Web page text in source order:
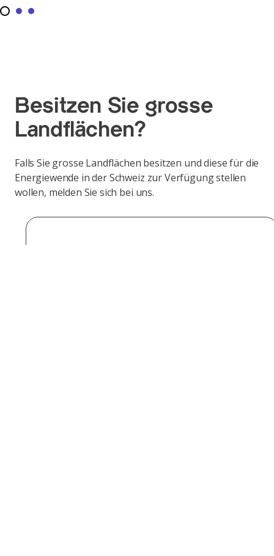
Besitzen Sie grosse
Landflächen?
Falls Sie grosse Landflächen besitzen und diese für die
Energiewende in der Schweiz zur Verfügung stellen
wollen, melden Sie sich bei uns.